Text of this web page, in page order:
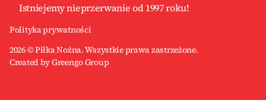
Istniejemy nieprzerwanie od 1997 roku!
Polityka prywatności
2026 © Piłka Nożna. Wszystkie prawa zastrzeżone.
Created by Greengo Group